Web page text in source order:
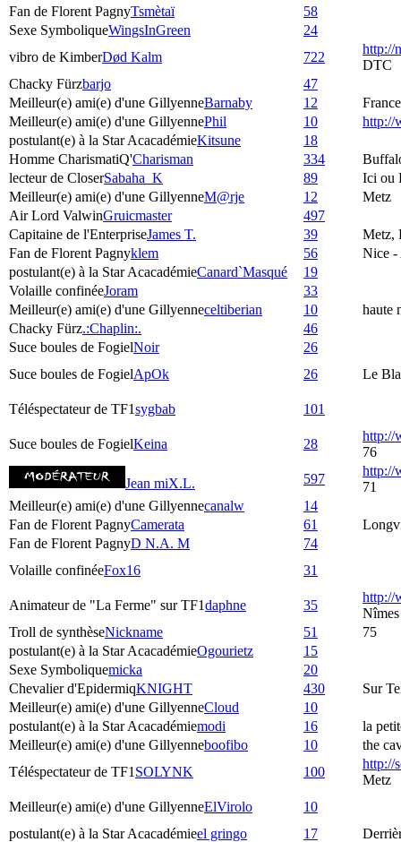
Fan de Florent PagnyTsmètaï
58
Sexe SymboliqueWingsInGreen
24
vibro de KimberDød Kalm 722
http://
DTC
Chacky Fürzbarjo
47
Meilleur(e) ami(e) d'une GillyenneBarnaby 12
France
Meilleur(e) ami(e) d'une GillyennePhil 10
http://
postulant(e) à la Star AcacadémieKitsune
18
Homme CharismatiQ'Charisman 334
lecteur de CloserSabaha_K 89
Ici ou
Meilleur(e) ami(e) d'une GillyenneM@rje 12
Metz
Air Lord ValwinGruicmaster
497
Capitaine de l'EnterpriseJames T. 39
Metz,
Fan de Florent Pagnyklem 56
Nice -
postulant(e) à la Star AcacadémieCanard`Masqué
19
Volaille confinéeJoram
33
Meilleur(e) ami(e) d'une Gillyenneceltiberian 10
haute
Chacky Fürz.:Chaplin:.
46
Suce boules de FogielNoir
26
Suce boules de FogielApOk 26 Le
Téléspectateur de TF1sygbab 101
Suce boules de FogielKeina 28
http://
76
Jean miX.L. 597
http://
71
Meilleur(e) ami(e) d'une Gillyennecanalw
14
Fan de Florent PagnyCamerata 61
Fan de Florent PagnyD N.A. M
74
Volaille confinéeFox16 31
Animateur de "La Ferme" sur TF1daphne 35
http://
Nîmes
Troll de synthèseNickname 51
75
postulant(e) à la Star AcacadémieOgourietz
15
Sexe Symboliquemicka
20
Chevalier d'EpidermiqKNIGHT 430
Sur
Meilleur(e) ami(e) d'une GillyenneCloud
10
postulant(e) à la Star Acacadémiemodi 16
la
Meilleur(e) ami(e) d'une Gillyenneboofibo 10
the
Téléspectateur de TF1 SOLYNK 100
http://
Metz
Meilleur(e) ami(e) d'une GillyenneElVirolo
10
postulant(e) à la Star Acacadémieel gringo 17